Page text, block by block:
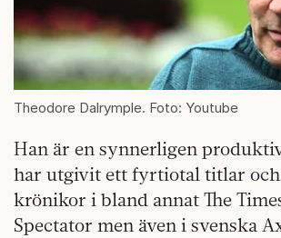
Theodore Dalrymple. Foto: Youtube
Han är en synnerligen
har utgivit ett fyrtiotal titlar
krönikor i bland annat The
Spectator men även i svenska